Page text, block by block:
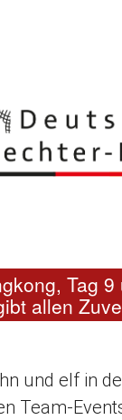
Tag 9
allen
und elf in
Team-